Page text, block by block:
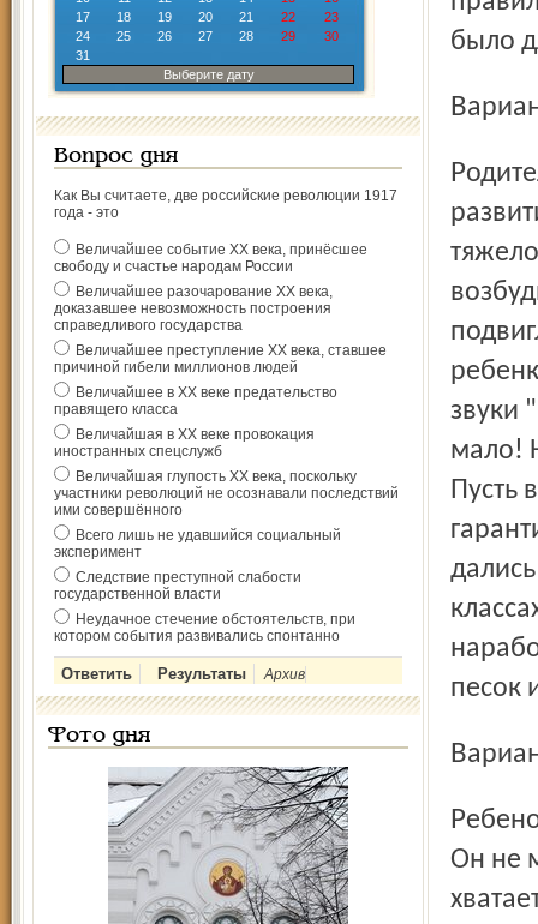
17
18 19 20 21 22
23
24
25 26 27 28 29
30
31
Выберите дату
Вопрос дня
Как Вы считаете, две российские революции 1917
года - это
Величайшее событие ХХ века, принёсшее
свободу и счастье народам России
Величайшее разочарование ХХ века,
доказавшее невозможность построения
справедливого государства
Величайшее преступление ХХ века, ставшее
причиной гибели миллионов людей
Величайшее в ХХ веке предательство
правящего класса
Величайшая в ХХ веке провокация
иностранных спецслужб
Величайшая глупость ХХ века, поскольку
участники революций не осознавали последствий
ими совершённого
Всего лишь не удавшийся социальный
эксперимент
Следствие преступной слабости
государственной власти
Неудачное стечение обстоятельств, при
котором события развивались спонтанно
Архив
Фото дня
было
Родители с рождения ребенка озабочены "правильным"
звуки
мало!
Пусть
песок
Ребенок - постоянная причина беспокойства родителей.
Он не